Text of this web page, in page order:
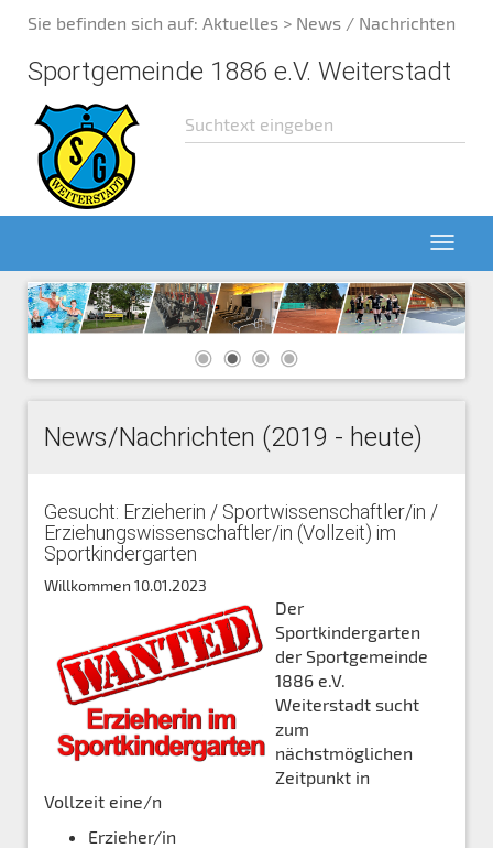
Sie befinden sich auf: Aktuelles > News / Nachrichten
Sportgemeinde 1886 e.V. Weiterstadt
News/Nachrichten (2019 - heute)
Gesucht: Erzieherin / Sportwissenschaftler/in /
Erziehungswissenschaftler/in (Vollzeit) im
Sportkindergarten
Willkommen 10.01.2023
Der
Sportkindergarten
der Sportgemeinde
1886 e.V.
Weiterstadt sucht
zum
nächstmöglichen
Zeitpunkt in
Vollzeit eine/n
Erzieher/in